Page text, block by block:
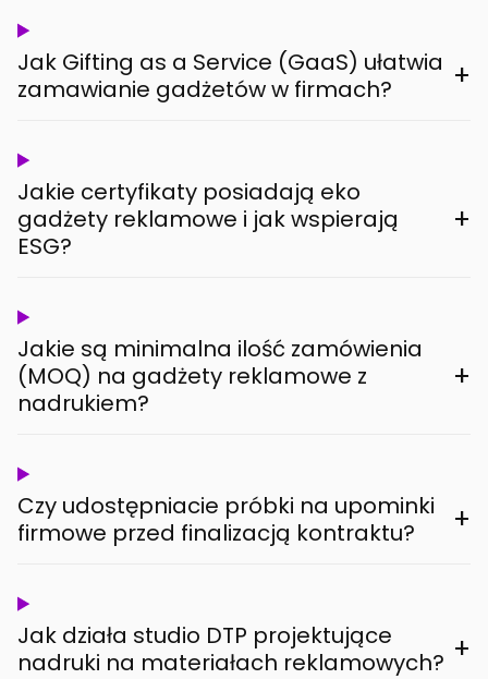
Jak Gifting as a Service (GaaS) ułatwia
zamawianie gadżetów w firmach?
+
Jakie certyfikaty posiadają eko
gadżety reklamowe i jak wspierają
ESG?
+
Jakie są minimalna ilość zamówienia
(MOQ) na gadżety reklamowe z
nadrukiem?
+
Czy udostępniacie próbki na upominki
firmowe przed finalizacją kontraktu?
+
Jak działa studio DTP projektujące
nadruki na materiałach reklamowych? +